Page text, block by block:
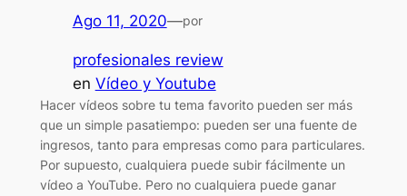
Ago 11, 2020—por
profesionales review
en Vídeo y Youtube
Hacer vídeos sobre tu tema favorito pueden ser más
que un simple pasatiempo: pueden ser una fuente de
ingresos, tanto para empresas como para particulares.
Por supuesto, cualquiera puede subir fácilmente un
vídeo a YouTube. Pero no cualquiera puede ganar